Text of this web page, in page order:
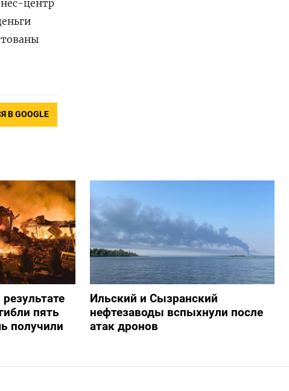
центр
GOOGLE
пять
получили
Ильский и Сызранский
нефтезаводы вспыхнули после
атак дронов